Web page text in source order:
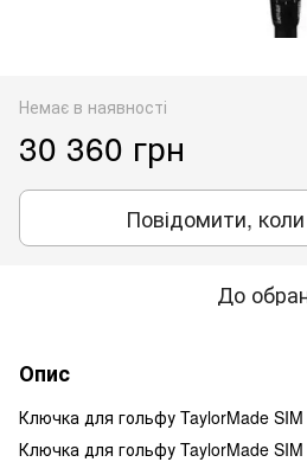
Немає в наявності
30 360 грн
Повідомити,
До
Опис
Ключка для гольфу TaylorMade
Ключка для гольфу TaylorMade